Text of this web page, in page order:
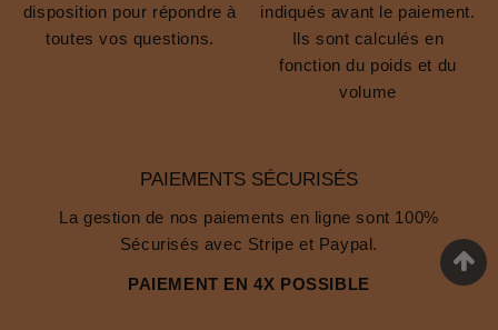
disposition pour répondre à
toutes vos questions.
indiqués avant le paiement.
Ils sont calculés en
fonction du poids et du
volume
PAIEMENTS SÉCURISÉS
La gestion de nos paiements en ligne sont 100%
Sécurisés avec Stripe et Paypal.
PAIEMENT EN 4X POSSIBLE